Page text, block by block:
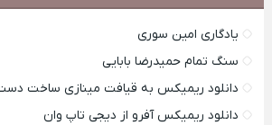
یادگاری امین سوری
سنگ تمام حمیدرضا بابایی
دانلود ریمیکس به قیافت مینازی ساخت دست
دانلود ریمیکس آفرو از ديجی تاپ وان